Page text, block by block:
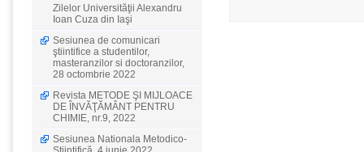
Zilelor Universităţii Alexandru
Ioan Cuza din Iaşi
Sesiunea de comunicari
ştiintifice a studentilor,
masteranzilor si doctoranzilor,
28 octombrie 2022
Revista METODE ŞI MIJLOACE
DE ÎNVĂŢĂMÂNT PENTRU
CHIMIE, nr.9, 2022
Sesiunea Nationala Metodico-